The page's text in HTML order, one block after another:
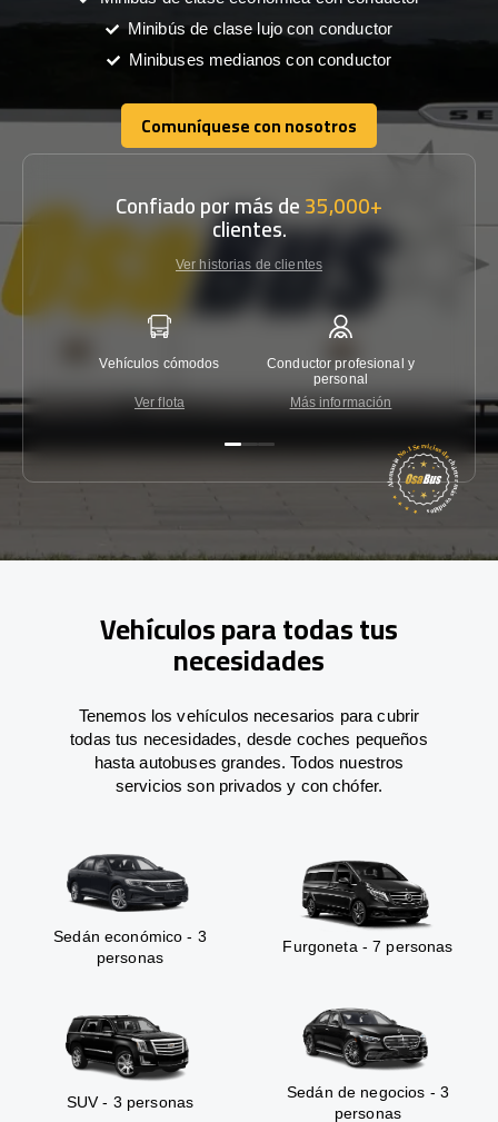
Minibús de clase lujo con conductor
Minibuses medianos con conductor
Comuníquese con nosotros
Comuníquese con nosotros
Confiado por más de35,000+
clientes.
Ver historias de clientes
Vehículos cómodos
Ver flota
Conductor profesional y
personal
Más información
Vehículos para todas tus
necesidades
Tenemos los vehículos necesarios para cubrir
todas tus necesidades, desde coches pequeños
hasta autobuses grandes. Todos nuestros
servicios son privados y con chófer.
Sedán económico - 3
personas
Furgoneta - 7 personas
SUV - 3 personas
Sedán de negocios - 3
personas